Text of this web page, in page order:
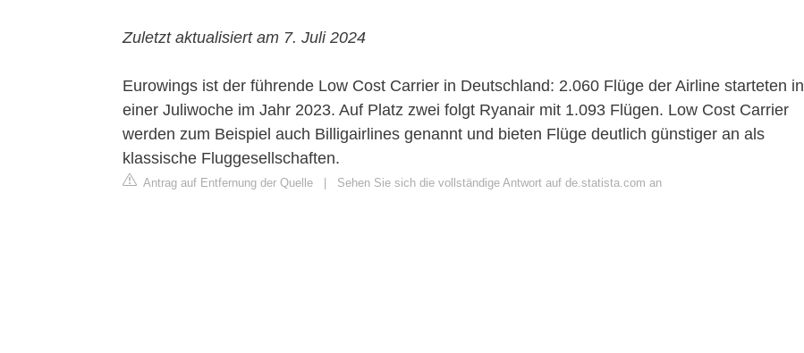
Zuletzt aktualisiert am 7. Juli 2024
Eurowings ist der führende Low Cost Carrier in Deutschland: 2.060 Flüge der Airline starteten in
einer Juliwoche im Jahr 2023. Auf Platz zwei folgt Ryanair mit 1.093 Flügen. Low Cost Carrier
werden zum Beispiel auch Billigairlines genannt und bieten Flüge deutlich günstiger an als
klassische Fluggesellschaften.
Antrag auf Entfernung der Quelle Sehen Sie sich die vollständige Antwort auf de.statista.com an